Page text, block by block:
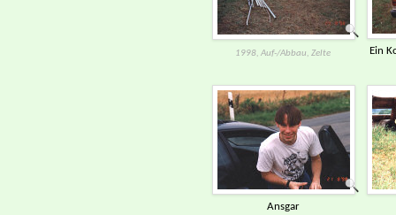
1998, Auf-/​Abbau, Zelte Ein
Ansgar